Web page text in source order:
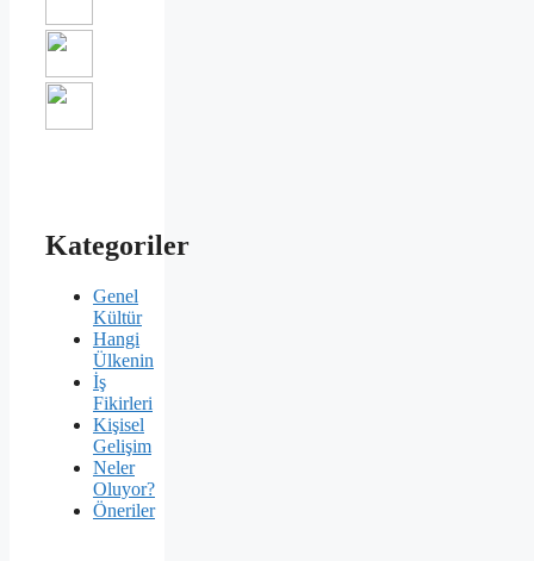
Kategoriler
Genel
Kültür
Hangi
Ülkenin
İş
Fikirleri
Kişisel
Gelişim
Neler
Oluyor?
Öneriler